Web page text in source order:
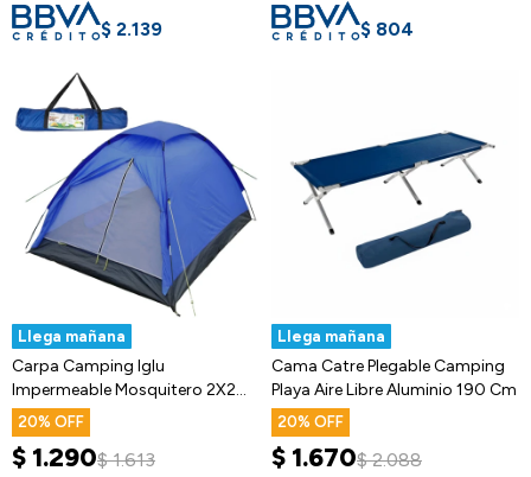
$ 2.139 $ 804
Llega mañana
Carpa Camping Iglu
Impermeable Mosquitero 2X2
Mts 2 Personas
20
$ 1.290$ 1.613
Llega mañana
Cama Catre Plegable Camping
Playa Aire Libre Aluminio 190 Cm
20
$ 1.670$ 2.088